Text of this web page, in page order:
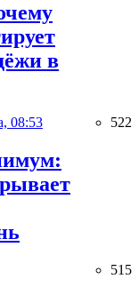
в
08:53 522
515